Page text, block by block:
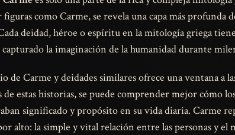
como Carme, se revela una capa más profunda
deidad, héroe o espíritu en la mitología griega
capturado la imaginación de la humanidad durante
de Carme y deidades similares ofrece una ventana a
de estas historias, se puede comprender mejor cómo
significado y propósito en su vida diaria. Carme
alto: la simple y vital relación entre las personas y el